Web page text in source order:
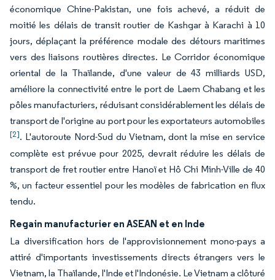
économique Chine-Pakistan, une fois achevé, a réduit de
moitié les délais de transit routier de Kashgar à Karachi à 10
jours, déplaçant la préférence modale des détours maritimes
vers des liaisons routières directes. Le Corridor économique
oriental de la Thaïlande, d'une valeur de 43 milliards USD,
améliore la connectivité entre le port de Laem Chabang et les
pôles manufacturiers, réduisant considérablement les délais de
transport de l'origine au port pour les exportateurs automobiles
[2]. L'autoroute Nord-Sud du Vietnam, dont la mise en service
complète est prévue pour 2025, devrait réduire les délais de
transport de fret routier entre Hanoï et Hô Chi Minh-Ville de 40
%, un facteur essentiel pour les modèles de fabrication en flux
tendu.
Regain manufacturier en ASEAN et en Inde
La diversification hors de l'approvisionnement mono-pays a
attiré d'importants investissements directs étrangers vers le
Vietnam, la Thaïlande, l'Inde et l'Indonésie. Le Vietnam a clôturé